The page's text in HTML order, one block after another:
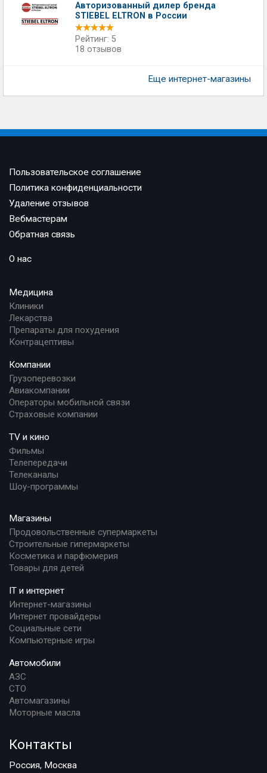
Авторизованный дилер бренда
STIEBEL ELTRON в России
Рейтинг: 5
18 отзывов
Еще интернет-магазины
Пользовательское соглашение
Политика конфиденциальности
Удаление отзывов
Вебмастерам
Обратная связь
О нас
Медицина
Клиники
Лекарства
Препараты для похудения
Контрацептивы
Компании
Грузоперевозки
Авиакомпании
Операторы мобильной связи
Страховые компании
TV и кино
Фильмы
Телепередачи
Телеканалы
Шоу-программы
Магазины
Продовольственные супермаркеты
Строительные гипермаркеты
Косметика и парфюмерия
Товары для детей
IT и интернет
Интернет-магазины
Интернет провайдеры
Социальные сети
Компьютерные игры
Автомобили
АЗС
СТО
Автомагазины
Моторные масла
Контакты
Россия, Москва